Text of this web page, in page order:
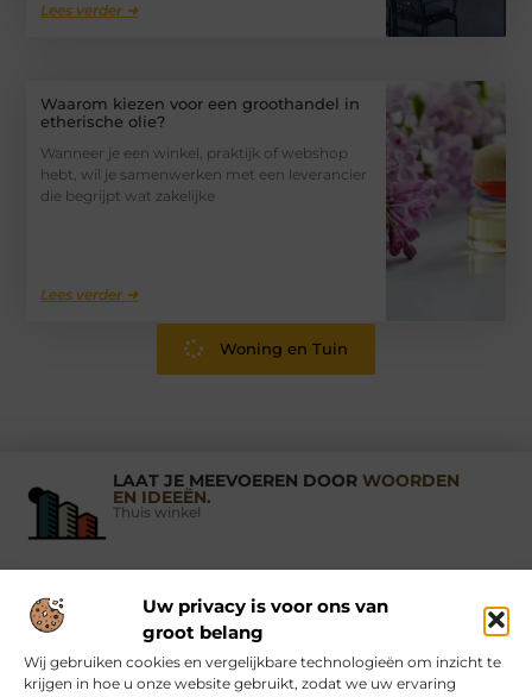
Uw privacy is voor ons van
groot belang
Wij gebruiken cookies en vergelijkbare technologieën om inzicht te
krijgen in hoe u onze website gebruikt, zodat we uw ervaring
Lees verder ➜
Waarom kiezen voor een groothandel in
etherische olie?
Wanneer je een winkel, praktijk of webshop
hebt, wil je samenwerken met een leverancier
die begrijpt wat zakelijke
Lees verder ➜
Woning en Tuin
LAAT JE MEEVOEREN DOOR WOORDEN
EN IDEEËN.
Thuis winkel
Vind Ons Hier :